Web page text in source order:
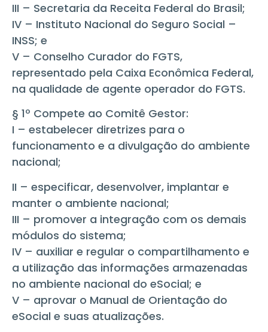
III – Secretaria da Receita Federal do Brasil;
IV – Instituto Nacional do Seguro Social –
INSS; e
V – Conselho Curador do FGTS,
representado pela Caixa Econômica Federal,
na qualidade de agente operador do FGTS.
§ 1º Compete ao Comitê Gestor:
I – estabelecer diretrizes para o
funcionamento e a divulgação do ambiente
nacional;
II – especificar, desenvolver, implantar e
manter o ambiente nacional;
III – promover a integração com os demais
módulos do sistema;
IV – auxiliar e regular o compartilhamento e
a utilização das informações armazenadas
no ambiente nacional do eSocial; e
V – aprovar o Manual de Orientação do
eSocial e suas atualizações.